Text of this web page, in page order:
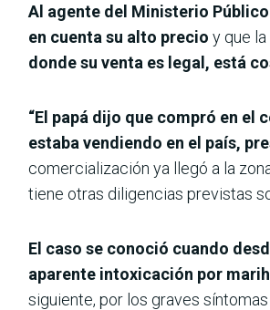
Al agente del Ministerio
en cuenta su alto precio y que
donde su venta es legal, está
“El papá dijo que compró en el
estaba vendiendo en el país,
comercialización ya llegó a la
tiene otras diligencias previstas
El caso se conoció cuando
aparente intoxicación por
siguiente, por los graves